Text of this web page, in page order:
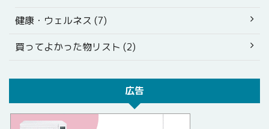
健康・ウェルネス (7)
買ってよかった物リスト (2)
広告